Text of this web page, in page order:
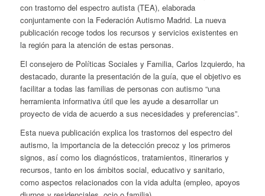
con trastorno del espectro autista (TEA), elaborada
conjuntamente con la Federación Autismo Madrid. La nueva
publicación recoge todos los recursos y servicios existentes en
la región para la atención de estas personas.
El consejero de Políticas Sociales y Familia, Carlos Izquierdo, ha
destacado, durante la presentación de la guía, que el objetivo es
facilitar a todas las familias de personas con autismo “una
herramienta informativa útil que les ayude a desarrollar un
proyecto de vida de acuerdo a sus necesidades y preferencias”.
Esta nueva publicación explica los trastornos del espectro del
autismo, la importancia de la detección precoz y los primeros
signos, así como los diagnósticos, tratamientos, itinerarios y
recursos, tanto en los ámbitos social, educativo y sanitario,
como aspectos relacionados con la vida adulta (empleo, apoyos